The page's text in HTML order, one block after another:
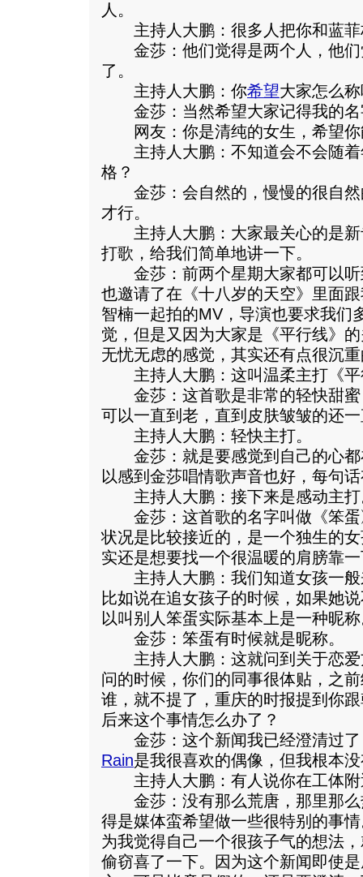
人。
主持人大鹏：很多人把你和蓝菲
金莎：他们觉得是两个人，他们
了。
主持人大鹏：你希望大家怎么
金莎：当然希望大家记得我的名
网友：你是清纯的女生，希望你
主持人大鹏：不知道会不会随着
格？
金莎：会自然的，慢慢的很自然
才行。
主持人大鹏：大家最关心的是新
打歌，给我们简单地讲一下。
金莎：前两个星期大家都可以听
也邀请了在《十八岁的天空》里面
智楠一起拍的MV，导演也要求我们
觉，但是又因为大家是《平行线》
无忧无虑的感觉，其实还有点很沉
主持人大鹏：这叫温柔主打《平
金莎：这首歌是非常的轻快甜蜜
可以一直到老，直到皮肤皱皱的还
主持人大鹏：轻快主打。
金莎：就是要感觉到自己的心都
以感到金莎唱情歌声音也好，每句
主持人大鹏：接下来是感动主打
金莎：这首歌的名字叫做《笨蛋
状况是比较接近的，是一个独生的
实还是想要找一个很温暖的肩膀靠
主持人大鹏：我们知道女孩一般
比如说在追女孩子的时候，如果她
以叫别人笨蛋实际基本上是一种昵
金莎：笨蛋有时候就是昵称。
主持人大鹏：这就问到关于恋爱
问的时候，你们的同事很体贴，之
谁，就不提了，重庆的时报提到你
后来这个事情怎么办了？
金莎：这个新闻我已经澄清过了
Rain是我很喜欢的偶像，但我根本
主持人大鹏：有人说你在工体附
金莎：没有那么荒唐，那里那么
得是媒体蛮希望做一些很特别的事
为我觉得自己一个很孩子气的想法
偷窃喜了一下。因为这个新闻即使